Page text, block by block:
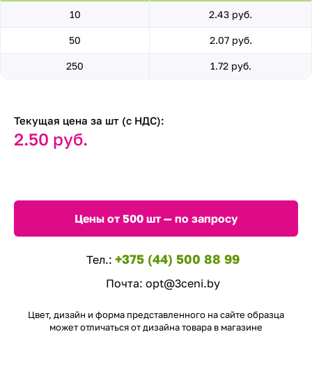
10 2.43 руб.
50 2.07 руб.
250 1.72 руб.
Текущая цена за шт (с НДС):
2.50 руб.
Цены от 500 шт — по запросу
Тел.: +375 (44) 500 88 99
Почта: opt@3ceni.by
Цвет, дизайн и форма представленного на сайте образца
может отличаться от дизайна товара в магазине